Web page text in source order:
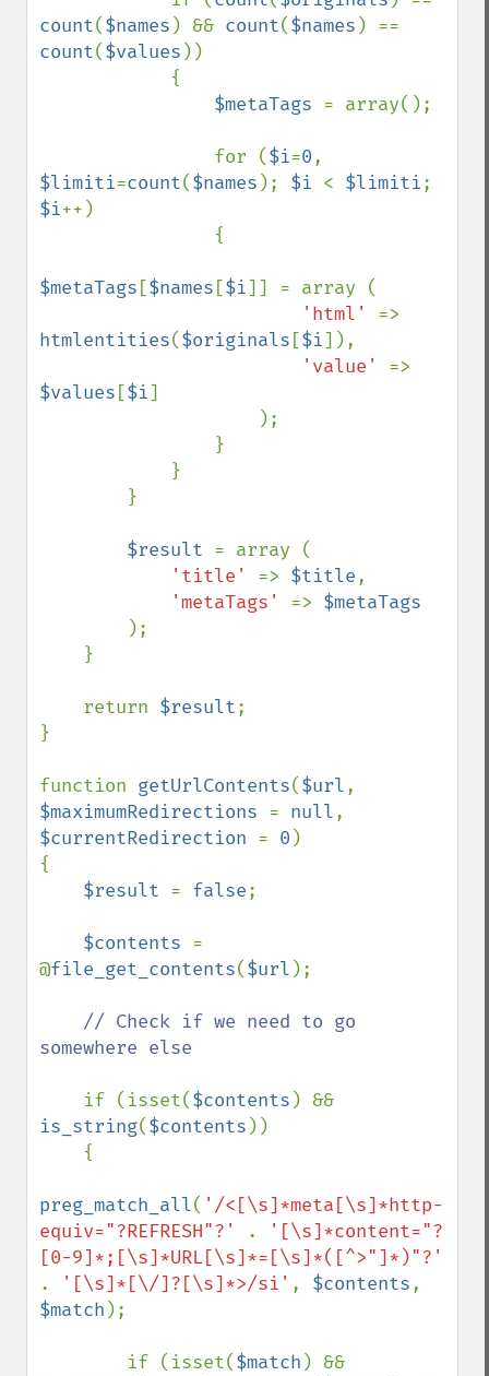
count($names ) && count($names
count($values ))
$metaTags = array();
                for (
$i=0
$limiti=count($names ); $i < $limiti
$i++)
$metaTags [$names [$i]] = array (
'html'
htmlentities($originals [$i]),
'value'
$values [$i]
$result = array (
'title' => $title,
'metaTags' => $metaTags
);
    return
$result;
}
function getUrlContents($url
$maximumRedirections = null
$currentRedirection = 0 )
{
$result = false;
$contents =
@file_get_contents($url );
// Check if we need to go
somewhere else
if (isset($contents
is_string($contents ))
preg_match_all( '/<[\s]*meta[\s]*http-
equiv="?REFRESH"?'
.
'[\s]*content="?
.
'[\s]*[\/]?[\s]*>/si' , $contents
$match );
        if (isset(
$match